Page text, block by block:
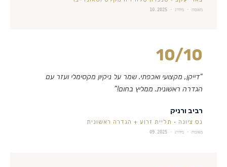
מאומת · מידרג · 10.2025
10/10
“דייקן, מקצועי ואכפתי. שמר על ניקיון מקסימלי ועזר עם
הגדרה ראשונית. ממליץ בחום!”
רביב ורניק
נס ציונה · תליית זרוע + הגדרה ראשונית
מאומת · מידרג · 09.2025